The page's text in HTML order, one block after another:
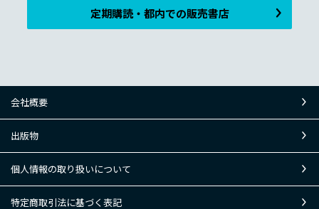
定期購読・都内での販売書店
会社概要
出版物
個人情報の取り扱いについて
特定商取引法に基づく表記